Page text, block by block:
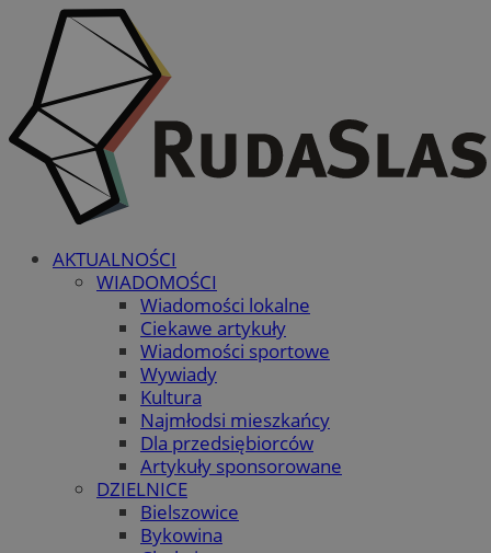
AKTUALNOŚCI
WIADOMOŚCI
Wiadomości lokalne
Ciekawe artykuły
Wiadomości sportowe
Wywiady
Kultura
Najmłodsi mieszkańcy
Dla przedsiębiorców
Artykuły sponsorowane
DZIELNICE
Bielszowice
Bykowina